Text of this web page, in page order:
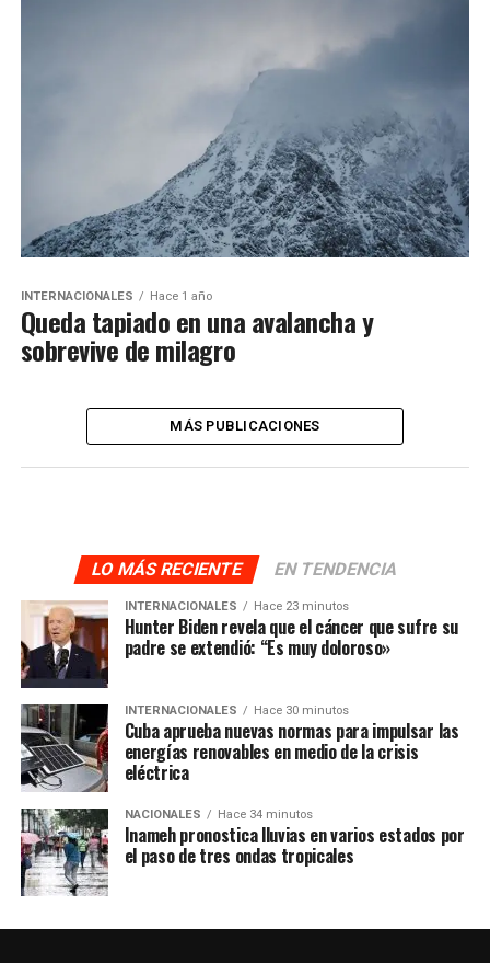
INTERNACIONALES Hace 1 año
Queda tapiado en una avalancha y
sobrevive de milagro
MÁS PUBLICACIONES
LO MÁS RECIENTE EN TENDENCIA
INTERNACIONALES Hace 23 minutos
Hunter Biden revela que el cáncer que sufre su
padre se extendió: “Es muy doloroso»
INTERNACIONALES Hace 30 minutos
Cuba aprueba nuevas normas para impulsar las
energías renovables en medio de la crisis
eléctrica
NACIONALES Hace 34 minutos
Inameh pronostica lluvias en varios estados por
el paso de tres ondas tropicales